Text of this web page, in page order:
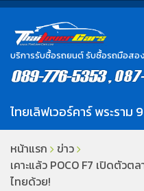
บริการรับซื้อรถยนต์ รับซื้อรถมือสอ
หน้าแรก
ข่าว
เคาะแล้ว POCO F7 เปิดตัว
ไทยด้วย!